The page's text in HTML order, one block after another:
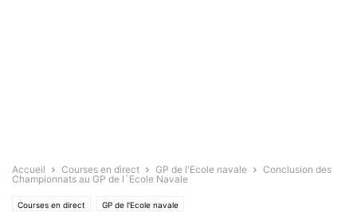
Accueil Courses en direct GP de l'Ecole navale
Conclusion des
Championnats au GP de l´Ecole Navale
Courses en direct GP de l'Ecole navale